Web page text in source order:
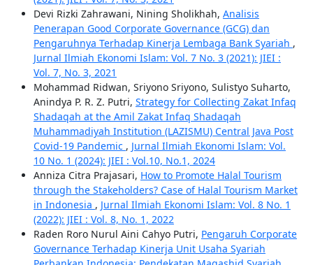
Devi Rizki Zahrawani, Nining Sholikhah, Analisis
Penerapan Good Corporate Governance (GCG) dan
Pengaruhnya Terhadap Kinerja Lembaga Bank Syariah ,
Jurnal Ilmiah Ekonomi Islam: Vol. 7 No. 3 (2021): JIEI :
Vol. 7, No. 3, 2021
Mohammad Ridwan, Sriyono Sriyono, Sulistyo Suharto,
Anindya P. R. Z. Putri, Strategy for Collecting Zakat Infaq
Shadaqah at the Amil Zakat Infaq Shadaqah
Muhammadiyah Institution (LAZISMU) Central Java Post
Covid-19 Pandemic , Jurnal Ilmiah Ekonomi Islam: Vol.
10 No. 1 (2024): JIEI : Vol.10, No.1, 2024
Anniza Citra Prajasari, How to Promote Halal Tourism
through the Stakeholders? Case of Halal Tourism Market
in Indonesia , Jurnal Ilmiah Ekonomi Islam: Vol. 8 No. 1
(2022): JIEI : Vol. 8, No. 1, 2022
Raden Roro Nurul Aini Cahyo Putri, Pengaruh Corporate
Governance Terhadap Kinerja Unit Usaha Syariah